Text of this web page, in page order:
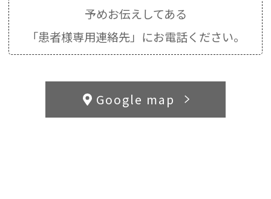
予めお伝えしてある
「患者様専用連絡先」にお電話ください。
Google map